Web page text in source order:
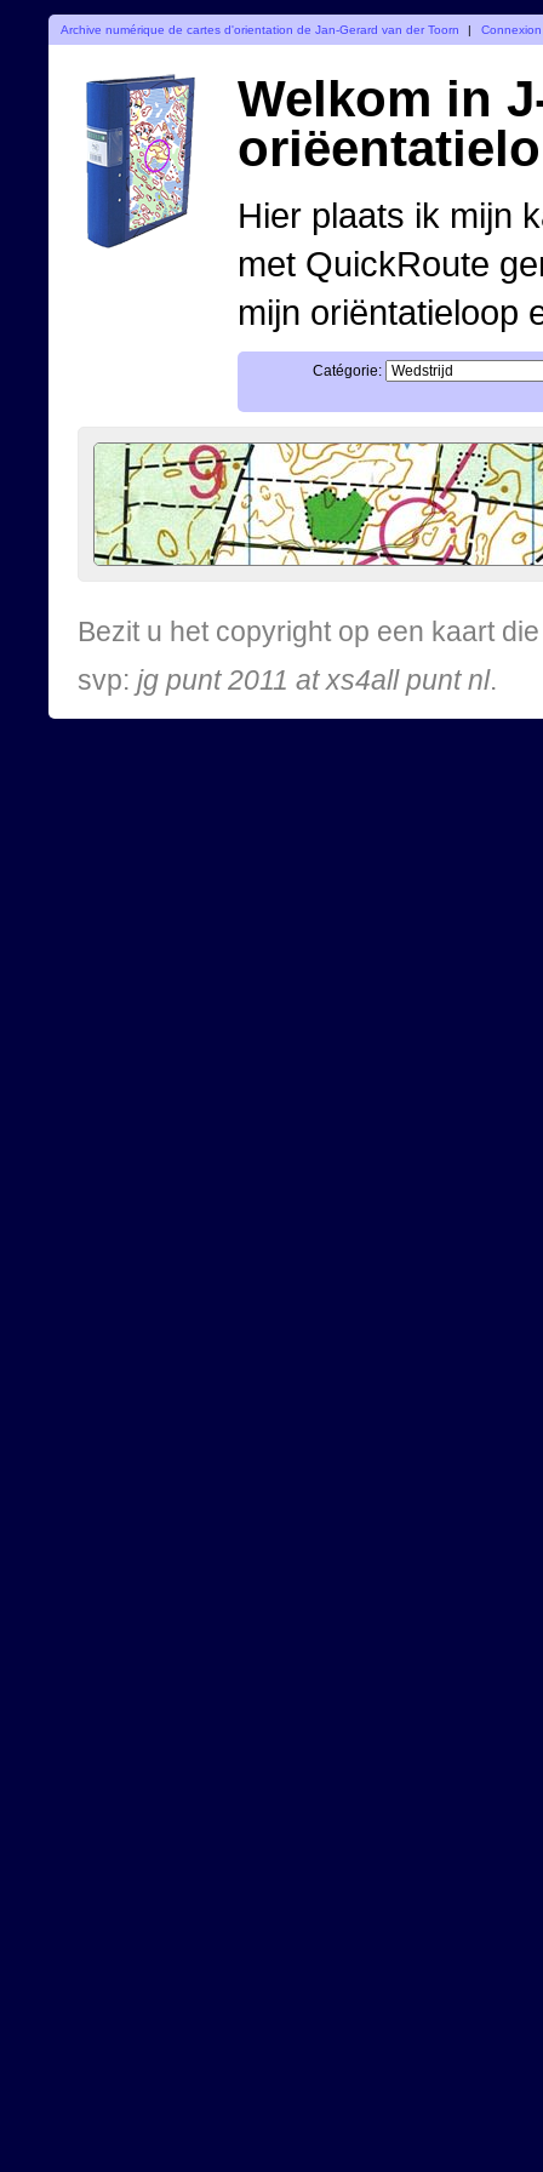
Archive numérique de cartes d'orientation de Jan-Gerard van der Toorn | Connexion
Welkom in
Hier plaats ik mijn
met QuickRoute
mijn oriëntatieloop
Catégorie:
Bezit u het copyright op een kaart
svp: jg punt 2011 at xs4all punt nl.